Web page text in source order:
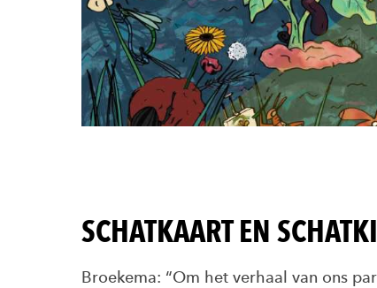
SCHATKAART EN
Broekema: “Om het verhaal van ons